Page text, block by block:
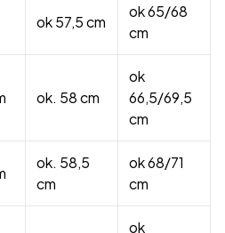
ok 57,5 cm
ok 65/68
cm
ok. 58 cm
ok
66,5/69,5
cm
ok. 58,5
cm
ok 68/71
cm
ok